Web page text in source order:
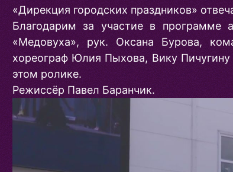
«Дирекция городских праздников»
Благодарим за участие в программе
«Медовуха», рук. Оксана Бурова,
хореограф Юлия Пыхова, Вику Пичугину
этом ролике.
Режиссёр Павел Баранчик.